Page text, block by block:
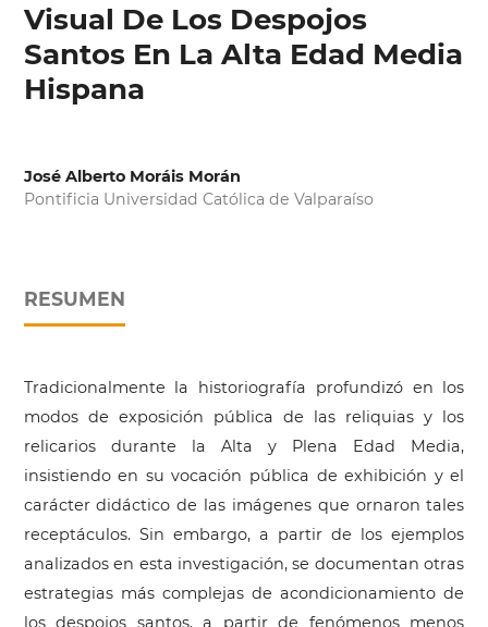
Visual De Los Despojos
Santos En La Alta Edad Media
Hispana
José Alberto Moráis Morán
Pontificia Universidad Católica de Valparaíso
RESUMEN
Tradicionalmente la historiografía profundizó en los
modos de exposición pública de las reliquias y los
relicarios durante la Alta y Plena Edad Media,
insistiendo en su vocación pública de exhibición y el
carácter didáctico de las imágenes que ornaron tales
receptáculos. Sin embargo, a partir de los ejemplos
analizados en esta investigación, se documentan otras
estrategias más complejas de acondicionamiento de
los despojos santos, a partir de fenómenos menos